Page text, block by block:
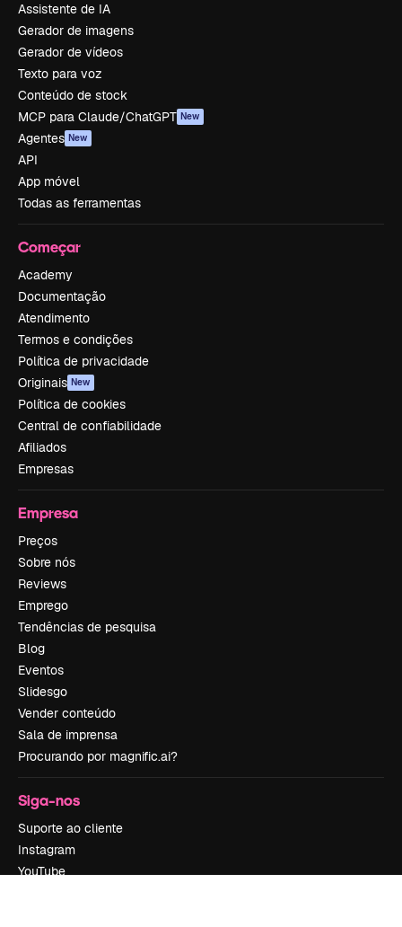
Assistente de IA
Gerador de imagens
Gerador de vídeos
Texto para voz
Conteúdo de stock
MCP para Claude/ChatGPT New
Agentes New
API
App móvel
Todas as ferramentas
Começar
Academy
Documentação
Atendimento
Termos e condições
Política de privacidade
Originais New
Política de cookies
Central de confiabilidade
Afiliados
Empresas
Empresa
Preços
Sobre nós
Reviews
Emprego
Tendências de pesquisa
Blog
Eventos
Slidesgo
Vender conteúdo
Sala de imprensa
Procurando por magnific.ai?
Siga-nos
Suporte ao cliente
Instagram
YouTube